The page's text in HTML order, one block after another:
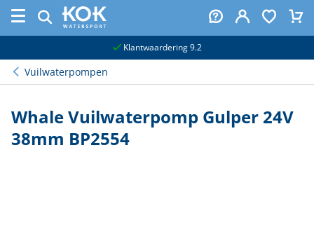
Klantwaardering 9.2
Vuilwaterpompen
Whale Vuilwaterpomp Gulper 24V
38mm BP2554